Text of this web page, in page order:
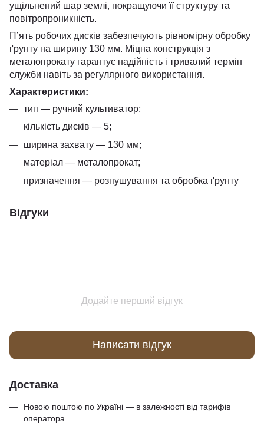
ущільнений шар землі, покращуючи її структуру та
повітропроникність.
П’ять робочих дисків забезпечують рівномірну обробку
ґрунту на ширину 130 мм. Міцна конструкція з
металопрокату гарантує надійність і тривалий термін
служби навіть за регулярного використання.
Характеристики:
тип — ручний культиватор;
кількість дисків — 5;
ширина захвату — 130 мм;
матеріал — металопрокат;
призначення — розпушування та обробка ґрунту
Відгуки
Додайте перший відгук
Написати відгук
Доставка
Новою поштою по Україні — в залежності від тарифів
оператора